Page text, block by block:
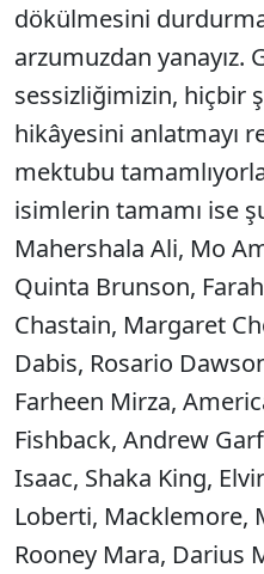
dökülmesini
arzumuzdan yanayız.
sessizliğimizin, hiçbir
hikâyesini anlatmayı
mektubu
isimlerin tamamı ise
Mahershala Ali, Mo
Quinta Brunson,
Chastain, Margaret
Dabis, Rosario
Farheen Mirza,
Fishback, Andrew
Isaac, Shaka King,
Loberti, Macklemore,
Rooney Mara, Darius